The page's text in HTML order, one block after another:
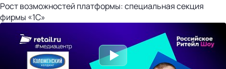
Рост возможностей платформы: специальная секция
фирмы «1С»